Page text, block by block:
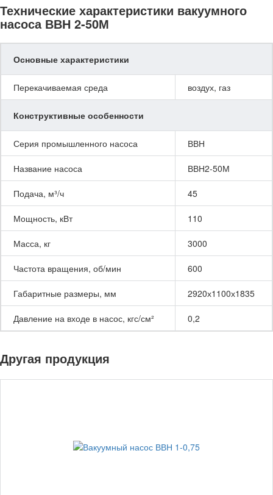
Технические характеристики вакуумного
насоса ВВН 2-50М
Основные характеристики
Перекачиваемая среда воздух, газ
Конструктивные особенности
Серия промышленного насоса ВВН
Название насоса ВВН2-50М
Подача, м³/ч 45
Мощность, кВт 110
Масса, кг 3000
Частота вращения, об/мин 600
Габаритные размеры, мм 2920х1100х1835
Давление на входе в насос, кгс/см² 0,2
Другая продукция